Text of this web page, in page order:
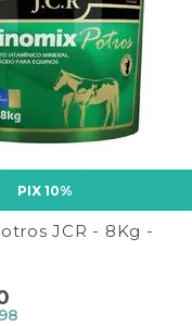
PIX 10%
JCR - 8Kg -